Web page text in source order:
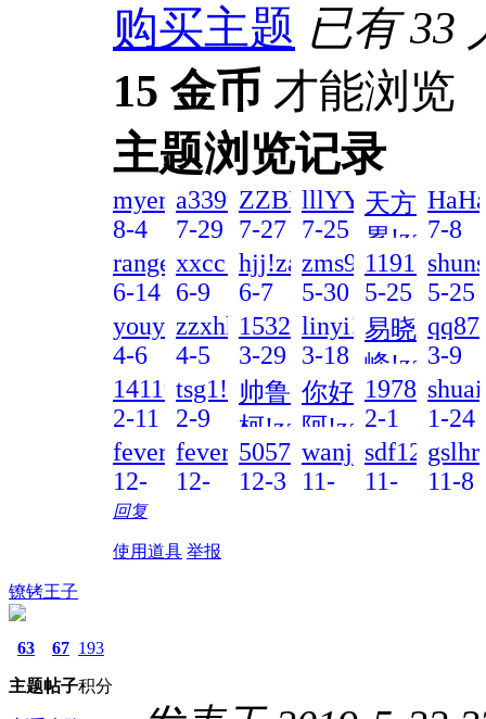
购买主题 已有 33
15 金币 才能浏览
主题浏览记录
myem!zai!2026-
8-4
11:32!read!
a3399521!zai!2026-
7-29
21:08!read!
ZZBBLL!zai!2026-
7-27
21:17!read!
7-25
02:32!read!
天方
累
7-19
17:11!read!
7-8
rangerthelone!zai!2026-
6-14
20:41!read!
xxcc!zai!2026-
6-9
16:12!read!
hjj!zai!2026-
6-7
23:41!read!
5-30
08:38!read!
5-25
21:36!read!
5-25
youyouyou!zai!2026-
4-6
08:48!read!
zzxhhj!zai!2026-
4-5
04:51!read!
3-29
11:08!read!
linyi!zai!2026-
3-18
11:29!read!
易晓
峰
3-9
13:58!read!
3-9
1411922567!zai!2026-
2-11
06:37!read!
tsg1!zai!2026-
2-9
04:25!read!
帅鲁
柯!zai!2026-
2-3
12:55!read!
你好
阿!zai!2026-
2-1
19:24!read!
2-1
05:15!read!
1-24
fever!zai!2025-
12-
23
14:51!read!
fever!zai!2025-
12-
14:51!read!
505747005!zai!2025-
12-3
wanjjx!zai!2025-
11-
11-
11-8
回复
使用道具 举报
镣铐王子
63
主题
67
帖子
193
积分